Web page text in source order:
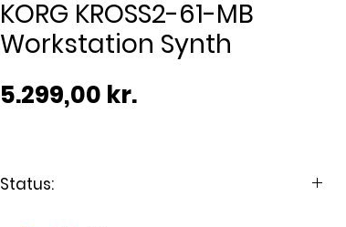
KORG KROSS2-61-MB
Workstation Synth
5.299,00 kr.Pris
Status: